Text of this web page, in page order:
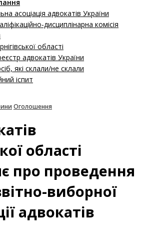
асоціація адвокатів України
дисциплінарна комісія
області
адвокатів України
які склали/не склали
іспит
Оголошення
області
про проведення
виборної
адвокатів